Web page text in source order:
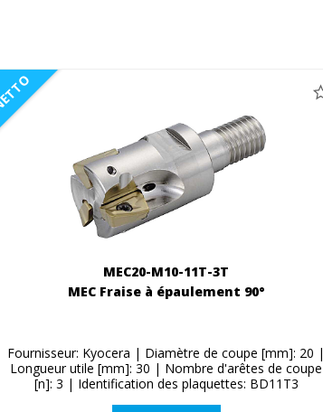
MEC20-M10-11T-3T
MEC Fraise à épaulement 90°
Fournisseur: Kyocera | Diamètre de coupe [mm]: 20 |
Longueur utile [mm]: 30 | Nombre d'arêtes de coupe
[n]: 3 | Identification des plaquettes: BD11T3